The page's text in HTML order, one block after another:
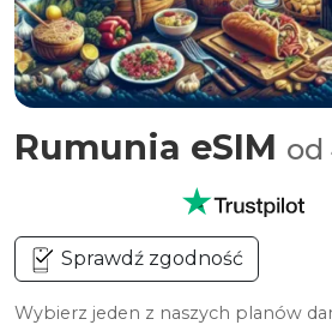
Rumunia eSIM od
Sprawdź zgodność
Wybierz jeden z naszych planów